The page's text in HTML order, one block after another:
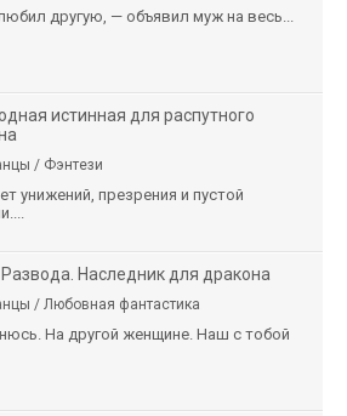
другую, — объявил муж на весь...
истинная для распутного
/ Фэнтези
унижений, презрения и пустой
Наследник для дракона
/ Любовная фантастика
На другой женщине. Наш с тобой